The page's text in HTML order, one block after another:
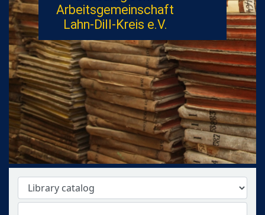
Arbeitsgemeinschaft
Lahn-Dill-Kreis e.V.